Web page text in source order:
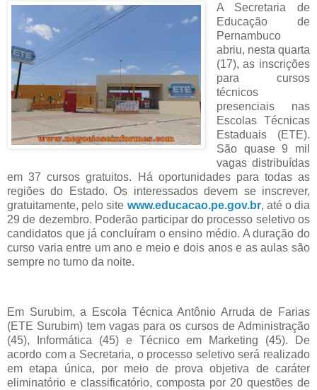
A Secretaria de
Educação de
Pernambuco
abriu, nesta quarta
(17), as inscrições
para cursos
técnicos
presenciais nas
Escolas Técnicas
Estaduais (ETE).
São quase 9 mil
vagas distribuídas
em 37 cursos gratuitos. Há oportunidades para todas as
regiões do Estado. Os interessados devem se inscrever,
gratuitamente, pelo site www.educacao.pe.gov.br, até o dia
29 de dezembro. Poderão participar do processo seletivo os
candidatos que já concluíram o ensino médio. A duração do
curso varia entre um ano e meio e dois anos e as aulas são
sempre no turno da noite.
Em Surubim, a Escola Técnica Antônio Arruda de Farias
(ETE Surubim) tem vagas para os cursos de Administração
(45), Informática (45) e Técnico em Marketing (45). De
acordo com a Secretaria, o processo seletivo será realizado
em etapa única, por meio de prova objetiva de caráter
eliminatório e classificatório, composta por 20 questões de